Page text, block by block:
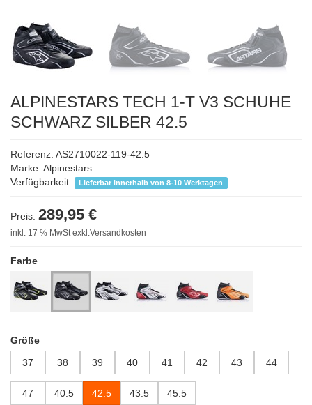
ALPINESTARS TECH 1-T V3 SCHUHE
SCHWARZ SILBER 42.5
Referenz: AS2710022-119-42.5
Marke: Alpinestars
Verfügbarkeit:
Lieferbar innerhalb von 8-10 Werktagen
Preis: 289,95 €
inkl. 17 % MwSt exkl.Versandkosten
Farbe
Größe
37
38 39 40 41 42 43 44
47 40.5 42.5 43.5 45.5